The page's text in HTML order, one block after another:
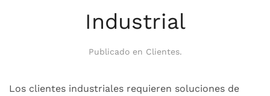
Industrial
Publicado en Clientes.
Los clientes industriales requieren soluciones de